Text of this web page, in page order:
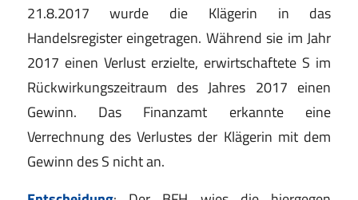
21.8.2017 wurde die Klägerin in das
Handelsregister eingetragen. Während sie im Jahr
2017 einen Verlust erzielte, erwirtschaftete S im
Rückwirkungszeitraum des Jahres 2017 einen
Gewinn. Das Finanzamt erkannte eine
Verrechnung des Verlustes der Klägerin mit dem
Gewinn des S nicht an.